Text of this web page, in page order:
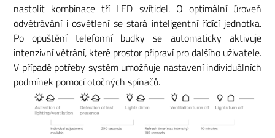
nastolit kombinace tří LED svítidel. O optimální úroveň
odvětrávání i osvětlení se stará inteligentní řídící jednotka.
Po opuštění telefonní budky se automaticky aktivuje
intenzivní větrání, které prostor připraví pro dalšího uživatele.
V případě potřeby systém umožňuje nastavení individuálních
podmínek pomocí otočných spínačů.